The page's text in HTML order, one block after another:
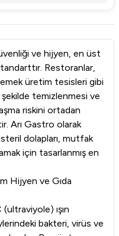
ve hijyen, en üst
Restoranlar,
üretim tesisleri gibi
şekilde temizlenmesi ve
riskini ortadan
Arı Gastro olarak
dolapları, mutfak
için tasarlanmış en
Hijyen ve Gıda
ışın
bakteri, virüs ve